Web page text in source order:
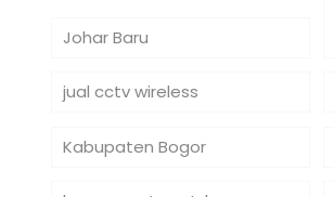
Johar Baru
jual cctv wireless
Kabupaten Bogor